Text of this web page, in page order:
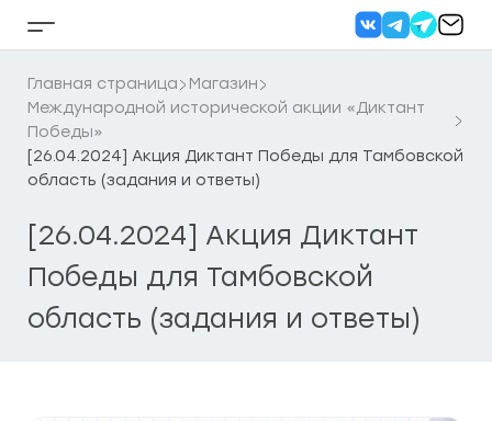
Кнопка
бокового
меню
Главная страница
Магазин
Международной исторической акции «Диктант
Победы»
[26.04.2024] Акция Диктант Победы для Тамбовской
область (задания и ответы)
[26.04.2024] Акция Диктант
Победы для Тамбовской
область (задания и ответы)